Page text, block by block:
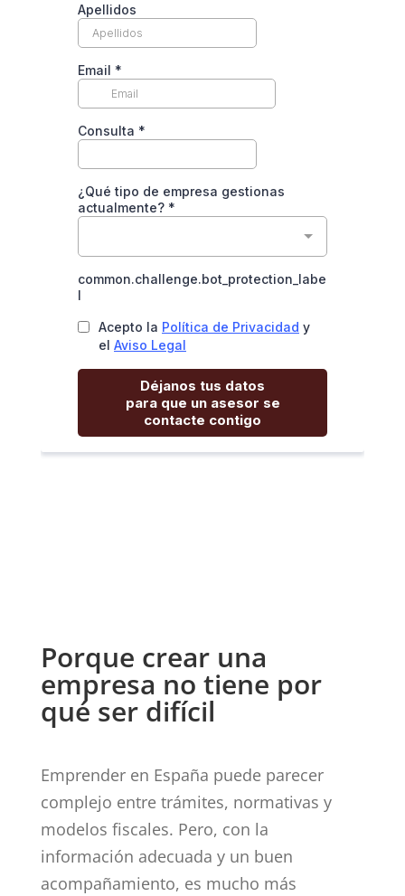
Porque crear una
empresa no tiene por
qué ser difícil
Emprender en España puede parecer
complejo entre trámites, normativas y
modelos fiscales. Pero, con la
información adecuada y un buen
acompañamiento, es mucho más